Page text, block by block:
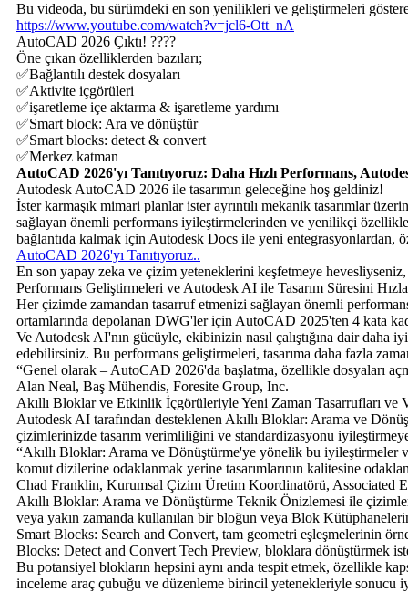
Bu videoda, bu sürümdeki en son yenilikleri ve geliştirmeleri
https://www.youtube.com/watch?v=jcl6-Ott_nA
AutoCAD 2026 Çıktı! ????
Öne çıkan özelliklerden bazıları;
✅Bağlantılı destek dosyaları
✅Aktivite içgörüleri
✅işaretleme içe aktarma & işaretleme yardımı
✅Smart block: Ara ve dönüştür
✅Smart blocks: detect & convert
✅Merkez katman
AutoCAD 2026'yı Tanıtıyoruz: Daha Hızlı Performans,
Autodesk AutoCAD 2026 ile tasarımın geleceğine hoş geldiniz!
İster karmaşık mimari planlar ister ayrıntılı mekanik tasarımlar
sağlayan önemli performans iyileştirmelerinden ve yenilikçi
bağlantıda kalmak için Autodesk Docs ile yeni entegrasyonlardan,
AutoCAD 2026'yı Tanıtıyoruz..
En son yapay zeka ve çizim yeteneklerini keşfetmeye
Performans Geliştirmeleri ve Autodesk AI ile Tasarım Süresini
Her çizimde zamandan tasarruf etmenizi sağlayan önemli
ortamlarında depolanan DWG'ler için AutoCAD 2025'ten 4 kata
Ve Autodesk AI'nın gücüyle, ekibinizin nasıl çalıştığına dair
edebilirsiniz. Bu performans geliştirmeleri, tasarıma daha fazla
“Genel olarak – AutoCAD 2026'da başlatma, özellikle dosyaları
Alan Neal, Baş Mühendis, Foresite Group, Inc.
Akıllı Bloklar ve Etkinlik İçgörüleriyle Yeni Zaman Tasarrufları ve
Autodesk AI tarafından desteklenen Akıllı Bloklar: Arama ve
çizimlerinizde tasarım verimliliğini ve standardizasyonu
“Akıllı Bloklar: Arama ve Dönüştürme'ye yönelik bu iyileştirmeler
komut dizilerine odaklanmak yerine tasarımlarının kalitesine
Chad Franklin, Kurumsal Çizim Üretim Koordinatörü, Associated
Akıllı Bloklar: Arama ve Dönüştürme Teknik Önizlemesi ile
veya yakın zamanda kullanılan bir bloğun veya Blok
Smart Blocks: Search and Convert, tam geometri eşleşmelerinin
Blocks: Detect and Convert Tech Preview, bloklara dönüştürmek
Bu potansiyel blokların hepsini aynı anda tespit etmek, özellikle
inceleme araç çubuğu ve düzenleme birincil yetenekleriyle sonucu